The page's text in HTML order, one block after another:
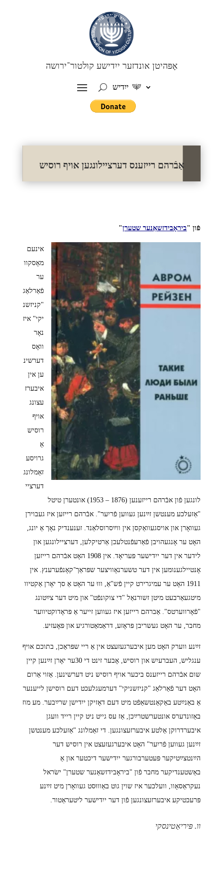
אָפּהיטן אונדזער ייִדישע קולטור־ירושה
ייִדיש
אַבֿרהם רייזענס דערציילונגען אויף רוסיש
פֿון "ביראָבידזשאַנער שטערן"
אינעם
מאָסקוו
ער
פֿאַרלאַג
"קניזשנ
יקי" איז
נאָר
וואָס
דערשינ
ען אין
איבערז
עצונג
אויף
רוסיש
אַ
גרויסע
זאַמלונג
דערציי
לונגען פֿון אבֿרהם רייזענען (1876 – 1953) אונטערן טיטל
"אַזעלכע מענטשן זײַנען געווען פֿריִער". אבֿרהם רייזען איז געבוירן
געוואָרן און אויסגעוואַקסן אין ווײַסרוסלאַנד. זענענדיק נאָך אַ יונג,
האָט ער אָנגעהויבן פֿאַרעפֿנטלעכן אַרטיקלען, דערציילונגען און
לידער אין דער ייִדישער פּעריאָד. אין 1908 האָט אבֿרהם רייזען
אָנטיילגענומען אין דער טשערנאָוויצער שפּראַך־קאָנפֿערענץ. אין
1911 האָט ער עמיגרירט קיין פֿש"אַ, וווּ ער האָט אַ סך יאָרן אַקטיוו
מיטגעאַרבעט מיטן זשורנאַל "די צוקונפֿט" און מיט דער צײַטונג
"פֿאָרווערטס". אַברהם רייזען איז געווען זייער אַ פּראָדוקטיווער
מחבר, ער האָט געשריבן פּראָזע, דראַמאַטורגיע און פּאָעזיע.
זײַנע ווערק האָט מען איבערגעזעצט אין אַ ריי שפּראַכן, בתוכם אויף
ענגליש, העברעיִש און רוסיש, אָבער זינט די 30ער יאָרן זײַנען קיין
שום אבֿרהם רייזענס ביכער אויף רוסיש ניט דערשינען. אַזוי אַרום
האָט דער פֿאַרלאַג "קניזשניקי" דערמעגלעכט דעם רוסישן לייענער
אַ באַנײַטע באַקאַנטשאַפֿט מיט דעם דאָזיקן ייִדישן שרײַבער. מע מוז
באַזונדערס אונטערשטרײַכן, אַז עס גייט ניט קיין רייד וועגן
איבערדרוקן אַלטע איבערזעצונגען. די זאַמלונג "אַזעלכע מענטשן
זײַנען געווען פֿריִער" האָט איבערגעזעצט אין רוסיש דער
הײַנטצײַטיקער פּעטערבורגער ייִדישער דיכטער און אַ
באַשטענדיקער מחבר פֿון "ביראָבידזשאַנער שטערן" ישׂראל
נעקראַסאָוו, וועלכער איז שוין גוט באַוווּסט געוואָרן מיט זײַנע
פּרעכטיקע איבערזעצונגען פֿון דער ייִדישער ליטעראַטור.
וו. פּיריאַטינסקי